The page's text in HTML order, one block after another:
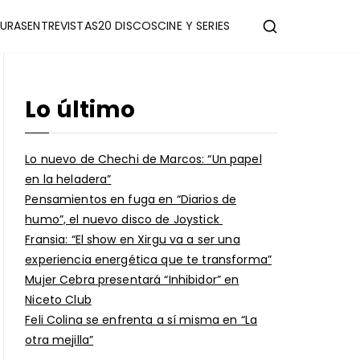
ENTREVISTAS20 DISCOSCINE Y SERIES
Lo último
Lo nuevo de Chechi de Marcos: “Un papel
en la heladera”
Pensamientos en fuga en “Diarios de
humo”, el nuevo disco de Joystick
Fransia: “El show en Xirgu va a ser una
experiencia energética que te transforma”
Mujer Cebra presentará “Inhibidor” en
Niceto Club
Feli Colina se enfrenta a sí misma en “La
otra mejilla”